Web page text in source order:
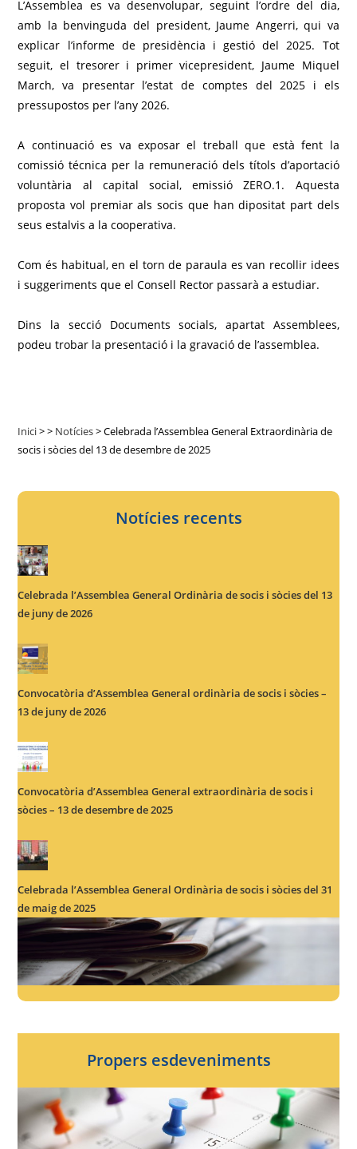
L’Assemblea es va desenvolupar, seguint l’ordre del dia,
amb la benvinguda del president, Jaume Angerri, qui va
explicar l’informe de presidència i gestió del 2025. Tot
seguit, el tresorer i primer vicepresident, Jaume Miquel
March, va presentar l’estat de comptes del 2025 i els
pressupostos per l’any 2026.
A continuació es va exposar el treball que està fent la
comissió técnica per la remuneració dels títols d’aportació
voluntària al capital social, emissió ZERO.1. Aquesta
proposta vol premiar als socis que han dipositat part dels
seus estalvis a la cooperativa.
Com és habitual, en el torn de paraula es van recollir idees
i suggeriments que el Consell Rector passarà a estudiar.
Dins la secció Documents socials, apartat Assemblees,
podeu trobar la presentació i la gravació de l’assemblea.
Inici>> Notícies>Celebrada l’Assemblea General Extraordinària de
socis i sòcies del 13 de desembre de 2025
Notícies recents
Celebrada l’Assemblea General Ordinària de socis i sòcies del 13
de juny de 2026
Convocatòria d’Assemblea General ordinària de socis i sòcies –
13 de juny de 2026
Convocatòria d’Assemblea General extraordinària de socis i
sòcies – 13 de desembre de 2025
Celebrada l’Assemblea General Ordinària de socis i sòcies del 31
de maig de 2025
Propers esdeveniments